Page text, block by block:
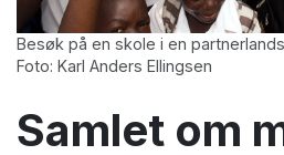
Besøk på en skole i en
Foto: Karl Anders Ellingsen
Samlet om